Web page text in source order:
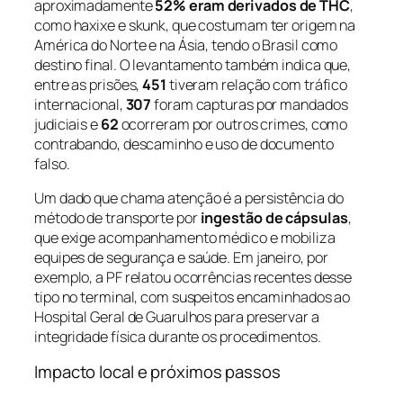
aproximadamente52% eram derivados de THC,
como haxixe e skunk, que costumam ter origem na
América do Norte e na Ásia, tendo o Brasil como
destino final. O levantamento também indica que,
entre as prisões,451tiveram relação com tráfico
internacional,307foram capturas por mandados
judiciais e62ocorreram por outros crimes, como
contrabando, descaminho e uso de documento
falso.
Um dado que chama atenção é a persistência do
método de transporte poringestão de cápsulas,
que exige acompanhamento médico e mobiliza
equipes de segurança e saúde. Em janeiro, por
exemplo, a PF relatou ocorrências recentes desse
tipo no terminal, com suspeitos encaminhados ao
Hospital Geral de Guarulhos para preservar a
integridade física durante os procedimentos.
Impacto local e próximos passos